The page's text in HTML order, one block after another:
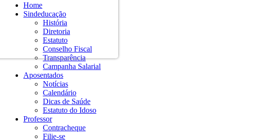
Home
Sindeducação
História
Diretoria
Estatuto
Conselho Fiscal
Transparência
Campanha Salarial
Aposentados
Notícias
Calendário
Dicas de Saúde
Estatuto do Idoso
Professor
Contracheque
Filie-se